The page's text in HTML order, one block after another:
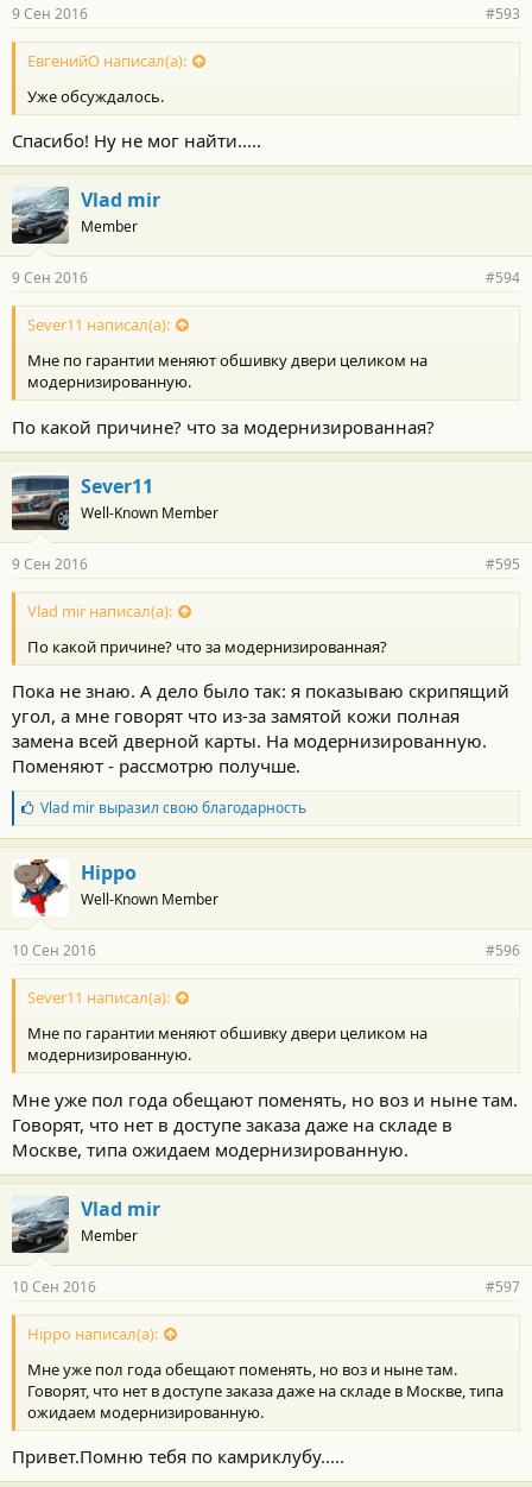
н
о
с
и
:
9 Сен 2016 #593
ЕвгенийО написал(а):
Уже обсуждалось.
Спасибо! Ну не мог найти.....
Vlad mir
Member
9 Сен 2016 #594
Sever11 написал(а):
Мне по гарантии меняют обшивку двери целиком на
модернизированную.
По какой причине? что за модернизированная?
Sever11
Well-Known Member
9 Сен 2016 #595
Vlad mir написал(а):
По какой причине? что за модернизированная?
Пока не знаю. А дело было так: я показываю скрипящий
угол, а мне говорят что из-за замятой кожи полная
замена всей дверной карты. На модернизированную.
Поменяют - рассмотрю получше.
Б
л
а
г
о
д
а
н
о
с
и
:
Vlad mirвыразил свою благодарность
Hippo
Well-Known Member
10 Сен 2016 #596
Sever11 написал(а):
Мне по гарантии меняют обшивку двери целиком на
модернизированную.
Мне уже пол года обещают поменять, но воз и ныне там.
Говорят, что нет в доступе заказа даже на складе в
Москве, типа ожидаем модернизированную.
Vlad mir
Member
10 Сен 2016 #597
Hippo написал(а):
Мне уже пол года обещают поменять, но воз и ныне там.
Говорят, что нет в доступе заказа даже на складе в Москве, типа
ожидаем модернизированную.
Привет.Помню тебя по камриклубу.....